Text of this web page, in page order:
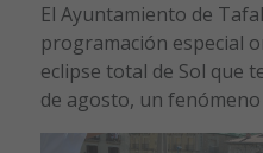
El Ayuntamiento de
programación especial
eclipse total de Sol que
de agosto, un fenómeno